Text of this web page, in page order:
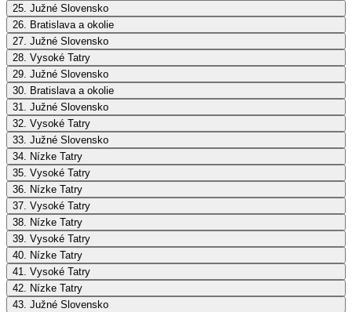
25. Južné Slovensko
26. Bratislava a okolie
27. Južné Slovensko
28. Vysoké Tatry
29. Južné Slovensko
30. Bratislava a okolie
31. Južné Slovensko
32. Vysoké Tatry
33. Južné Slovensko
34. Nízke Tatry
35. Vysoké Tatry
36. Nízke Tatry
37. Vysoké Tatry
38. Nízke Tatry
39. Vysoké Tatry
40. Nízke Tatry
41. Vysoké Tatry
42. Nízke Tatry
43. Južné Slovensko